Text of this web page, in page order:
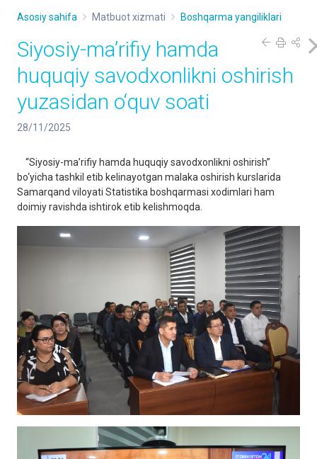
Asosiy sahifa Matbuot xizmati Boshqarma yangiliklari
Siyosiy-ma’rifiy hamda
huquqiy savodxonlikni oshirish
yuzasidan o‘quv soati
28/11/2025
“Siyosiy-ma’rifiy hamda huquqiy savodxonlikni oshirish”
bo‘yicha tashkil etib kelinayotgan malaka oshirish kurslarida
Samarqand viloyati Statistika boshqarmasi xodimlari ham
doimiy ravishda ishtirok etib kelishmoqda.